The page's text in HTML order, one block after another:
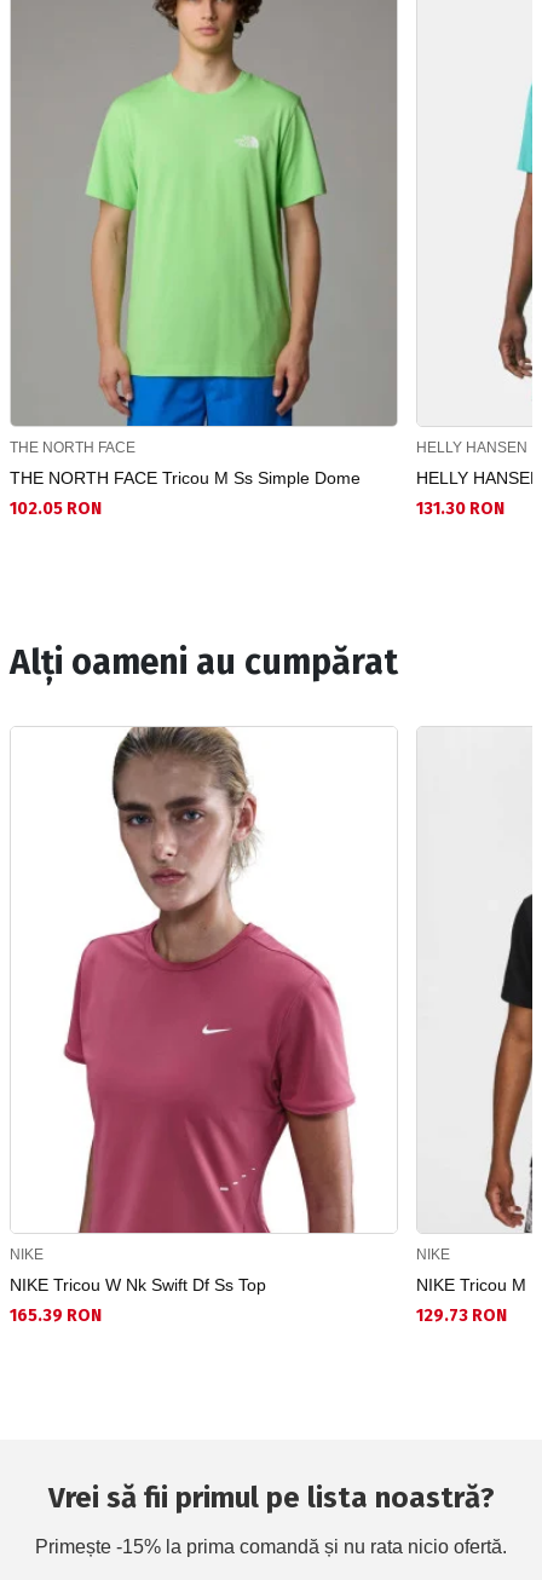
THE NORTH FACE
THE NORTH FACE Tricou M Ss Simple Dome
102.05 RON
HELLY HANSEN
HELLY
131.30 RON
Alți oameni au cumpărat
NIKE
NIKE Tricou W Nk Swift Df Ss Top
165.39 RON
NIKE
NIKE Tricou M
129.73 RON
Vrei să fii primul pe lista noastră?
Primește -15% la prima comandă și nu rata nicio ofertă.